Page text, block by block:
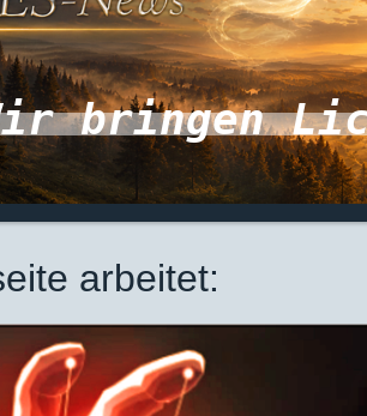
bringen
arbeitet: